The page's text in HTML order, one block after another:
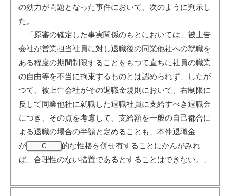
の効力が問題となった事件において、次のように判示し
た。
「原審の確定した事実関係のもとにおいては、被上告
会社が営業担当社員に対し退職後の同業他社への就職を
ある程度の期間制限することをもつて直ちに社員の職業
の自由等を不当に拘束するものとは認められず、したが
つて、被上告会社がその退職金規則において、右制限に
反して同業他社に就職した退職社員に支給すべき退職金
につき、その点を考慮して、支給額を一般の自己都合に
よる退職の場合の半額と定めることも、本件退職金
が
C
的な性格を併せ有することにかんがみれ
ば、合理性のない措置であるとすることはできない。」